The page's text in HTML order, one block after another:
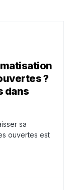
?
dans
sa
ouvertes est